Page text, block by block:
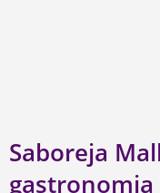
Saboreja